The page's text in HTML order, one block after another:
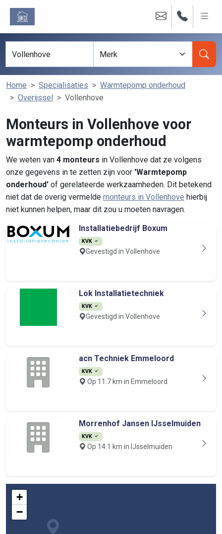
Home Specialisaties
Warmtepomp onderhoud
Overijssel
Vollenhove
Monteurs in Vollenhove voor
warmtepomp onderhoud
We weten van 4 monteurs in Vollenhove dat ze volgens
onze gegevens in te zetten zijn voor 'Warmtepomp
onderhoud' of gerelateerde werkzaamheden. Dit betekend
niet dat de overig vermelde monteurs in Vollenhove hierbij
niet kunnen helpen, maar dit zou u moeten navragen.
Installatiebedrijf Boxum
KVK
Gevestigd in Vollenhove
Lok Installatietechniek
KVK
Gevestigd in Vollenhove
acn Techniek Emmeloord
KVK
Op 11.7 km in Emmeloord
Morrenhof Jansen IJsselmuiden
KVK
Op 14.1 km in IJsselmuiden
+
−